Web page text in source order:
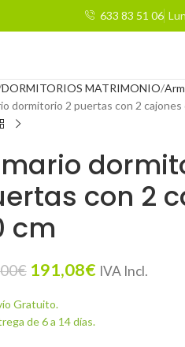
633 83 51 06
DORMITORIOS MATRIMONIO
dormitorio 2 puertas con 2 cajones
con 2
cm
€ 191,08€ IVA Incl.
Gratuito.
de 6 a 14 días.